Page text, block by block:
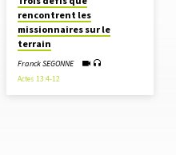
rencontrent les
missionnaires sur le
terrain
Franck SEGONNE
Actes 13:4-12